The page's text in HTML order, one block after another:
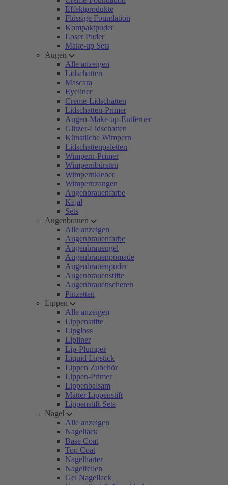
Effektprodukte
Flüssige Foundation
Kompaktpuder
Loser Puder
Make-up Sets
Augen
Alle anzeigen
Lidschatten
Mascara
Eyeliner
Creme-Lidschatten
Lidschatten-Primer
Augen-Make-up-Entferner
Glitzer-Lidschatten
Künstliche Wimpern
Lidschattenpaletten
Wimpern-Primer
Wimpernbürsten
Wimpernkleber
Wimpernzangen
Augenbrauenfarbe
Kajal
Sets
Augenbrauen
Alle anzeigen
Augenbrauenfarbe
Augenbrauengel
Augenbrauenpomade
Augenbrauenpuder
Augenbrauenstifte
Augenbrauenscheren
Pinzetten
Lippen
Alle anzeigen
Lippenstifte
Lipgloss
Lipliner
Lip-Plumper
Liquid Lipstick
Lippen Zubehör
Lippen-Primer
Lippenbalsam
Matter Lippenstift
Lippenstift-Sets
Nägel
Alle anzeigen
Nagellack
Base Coat
Top Coat
Nagelhärter
Nagelfeilen
Gel Nagellack